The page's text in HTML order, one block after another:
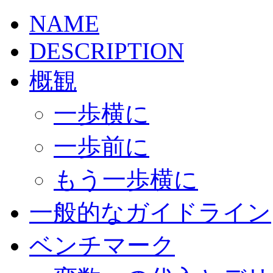
NAME
DESCRIPTION
概観
一歩横に
一歩前に
もう一歩横に
一般的なガイドライン
ベンチマーク